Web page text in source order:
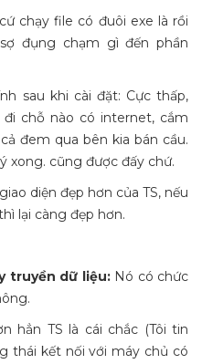
chạy file có đuôi exe là rồi
đụng chạm gì đến phần
sau khi cài đặt: Cực thấp,
chỗ nào có internet, cắm
đem qua bên kia bán cầu.
xong. cũng được đấy chứ.
diện đẹp hơn của TS, nếu
lại càng đẹp hơn.
truyền dữ liệu:Nó có chức
hẳn TS là cái chắc (Tôi tin
thái kết nối với máy chủ có